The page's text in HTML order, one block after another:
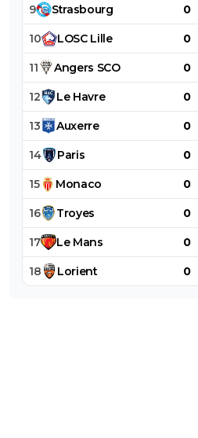
9 Strasbourg 0
10 LOSC Lille 0
11 Angers SCO 0
12 Le Havre 0
13 Auxerre 0
14 Paris 0
15 Monaco 0
16 Troyes 0
17 Le Mans 0
18 Lorient 0